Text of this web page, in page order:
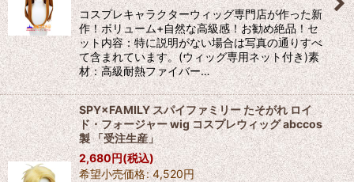
コスプレキャラクターウィッグ専門店が作った新
作！ボリューム+自然な高級感！お勧め絶品！セ
ット内容：特に説明がない場合は写真の通りすべ
て含まれています。(ウィッグ専用ネット付き)素
材：高級耐熱ファイバー…
SPY×FAMILY スパイファミリー たそがれ ロイ
ド・フォージャー wig コスプレウィッグ abccos
製 「受注生産」
2,680円(税込)
希望小売価格: 4,520円